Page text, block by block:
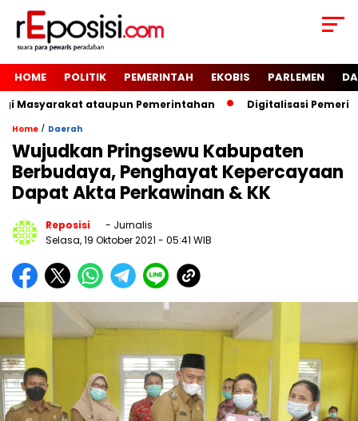
HOME POLITIK PEMERINTAH EKOBIS PARLEMEN
ataupun Pemerintahan Digitalisasi
Home / Daerah
Wujudkan Pringsewu Kabupaten
Berbudaya, Penghayat Kepercayaan
Dapat Akta Perkawinan & KK
Reposisi
- Jurnalis
Selasa, 19 Oktober 2021 - 05:41 WIB